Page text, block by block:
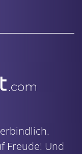
Freude! Und